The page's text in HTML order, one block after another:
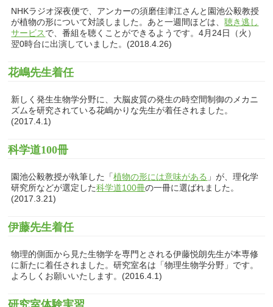
NHKラジオ深夜便で、アンカーの須磨佳津江さんと園池公毅教授
が植物の形について対談しました。あと一週間ほどは、聴き逃し
サービスで、番組を聴くことができるようです。4月24日（火）
翌0時台に出演していました。(2018.4.26)
花嶋先生着任
新しく発生生物学分野に、大脳皮質の発生の時空間制御のメカニ
ズムを研究されている花嶋かりな先生が着任されました。
(2017.4.1)
科学道100冊
園池公毅教授が執筆した「植物の形には意味がある 」が、理化学
研究所などが選定した科学道100冊の一冊に選ばれました。
(2017.3.21)
伊藤先生着任
物理的側面から見た生物学を専門とされる伊藤悦朗先生が本専修
に新たに着任されました。研究室名は「物理生物学分野」です。
よろしくお願いいたします。(2016.4.1)
研究室体験実習